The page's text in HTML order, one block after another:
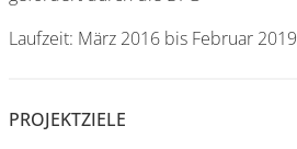
Laufzeit: März 2016 bis Februar 2019
PROJEKTZIELE